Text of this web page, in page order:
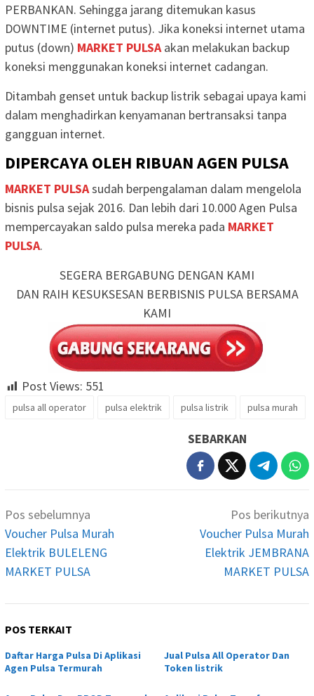
PERBANKAN. Sehingga jarang ditemukan kasus
DOWNTIME (internet putus). Jika koneksi internet utama
putus (down) MARKET PULSAakan melakukan backup
koneksi menggunakan koneksi internet cadangan.
Ditambah genset untuk backup listrik sebagai upaya kami
dalam menghadirkan kenyamanan bertransaksi tanpa
gangguan internet.
DIPERCAYA OLEH RIBUAN AGEN PULSA
MARKET PULSAsudah berpengalaman dalam mengelola
bisnis pulsa sejak 2016. Dan lebih dari 10.000 Agen Pulsa
mempercayakan saldo pulsa mereka pada MARKET
PULSA.
SEGERA BERGABUNG DENGAN KAMI
DAN RAIH KESUKSESAN BERBISNIS PULSA BERSAMA
KAMI
Post Views: 551
pulsa all operator pulsa elektrik pulsa listrik pulsa murah
SEBARKAN
Navigasi
pos
Pos sebelumnya
Voucher Pulsa Murah
Elektrik BULELENG
MARKET PULSA
Pos berikutnya
Voucher Pulsa Murah
Elektrik JEMBRANA
MARKET PULSA
POS TERKAIT
Daftar Harga Pulsa Di Aplikasi
Agen Pulsa Termurah
Jual Pulsa All Operator Dan
Token listrik